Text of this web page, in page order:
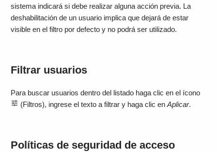
sistema indicará si debe realizar alguna acción previa. La
deshabilitación de un usuario implica que dejará de estar
visible en el filtro por defecto y no podrá ser utilizado.
Filtrar usuarios
Para buscar usuarios dentro del listado haga clic en el ícono
(Filtros), ingrese el texto a filtrar y haga clic enAplicar.
Políticas de seguridad de acceso